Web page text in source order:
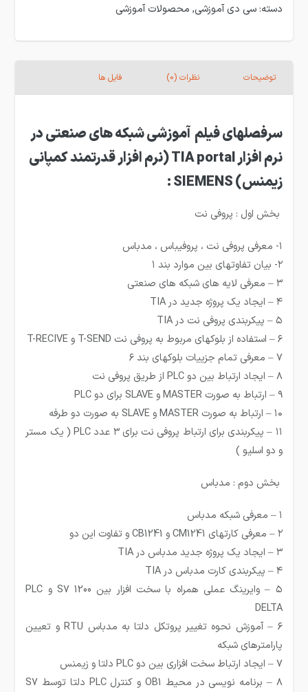
دسته:سی دی آموزشی, محصولات آموزشی
توضیحات نظرات (0) فایل ها
سرفصلهای فیلم آموزشی شبکه های صنعتی در
نرم افزار TIA portal (نرم افزار قدرتمند کمپانی
زیمنس) SIEMENS :
بخش اول : پروفی نت
۱- معرفی پروفی نت ، پروفیباس ، مدباس
۲- بیان تفاوتهای بین موارد بند ۱
۳ – معرفی لایه های شبکه های صنعتی
۴ – ایجاد یک پروژه جدید در TIA
۵ – پیکربندی پروفی نت در TIA
۶ – استفاده از بلوکهای مربوط به پروفی نت T-SEND و T-RECIVE
۷ – معرفی تمام جزییات بلوکهای بند ۶
۸ – ایجاد ارتباط بین دو PLC از طریق پروفی نت
۹ – ارتباط به صورت MASTER و SLAVE برای دو PLC
۱۰ – ارتباط به صورت MASTER و SLAVE به صورت دو طرفه
۱۱ – پیکربندی برای ارتباط پروفی نت برای ۳ عدد PLC ( یک مستر
و دو اسلیو )
بخش دوم : مدباس
۱ – معرفی شبکه مدباس
۲ – معرفی کارتهای CM1241 و CB1241 و تفاوت این دو
۳ – ایجاد یک پروژه جدید مدباس در TIA
۴ – پیکربندی کارت مدباس در TIA
۵ – وایرینگ عملی همراه با سخت افزار بین S7 1200 و PLC
DELTA
۶ – آموزش نحوه تغییر پروتکل دلتا به مدباس RTU و تعیین
پارامترهای شبکه
۷ – ایجاد ارتباط سخت افزاری بین دو PLC دلتا و زیمنس
۸ – برنامه نویسی در محیط OB1 و کنترل PLC دلتا توسط S7